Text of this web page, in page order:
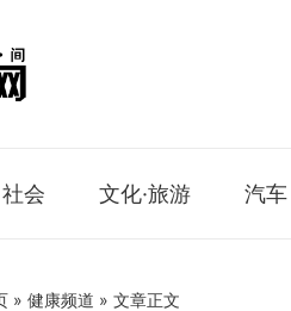
社会 文化·旅游 汽车
» 健康频道 » 文章正文